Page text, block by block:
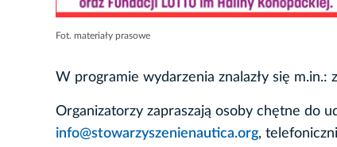
Fot. materiały prasowe
W programie wydarzenia znalazły się
Organizatorzy zapraszają osoby chętne do
info@stowarzyszenienautica.org,